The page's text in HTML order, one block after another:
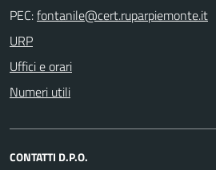
PEC:
URP
Uffici e orari
Numeri utili
CONTATTI D.P.O.